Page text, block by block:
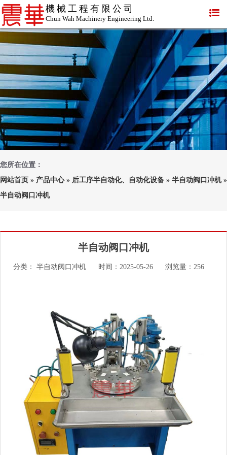
機械工程有限公司
Chun Wah Machinery Engineering Ltd.
您所在位置：
网站首页 » 产品中心» 后工序半自动化、自动化设备 » 半自动阀口冲机»
半自动阀口冲机
半自动阀口冲机
分类： 半自动阀口冲机 时间：2025-05-26 浏览量：256